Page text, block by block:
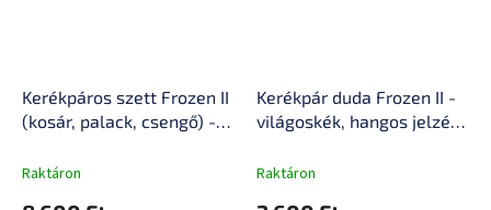
Kerékpáros szett Frozen II
(kosár, palack, csengő) -
bilincs, tartós műanyag,
Raktáron
Kerékpár duda Frozen II -
világoskék, hangos jelzés,
könnyű felszerelés
Raktáron